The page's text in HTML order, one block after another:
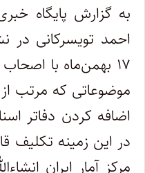
به گزارش پایگاه
احمد تویسرکانی
۱۷ بهمن‌ماه با
موضوعاتی که مرتب
اضافه کردن دفاتر
در این زمینه تکلیف
مرکز آمار ایران